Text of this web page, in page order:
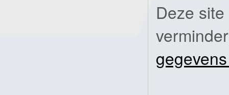
Deze